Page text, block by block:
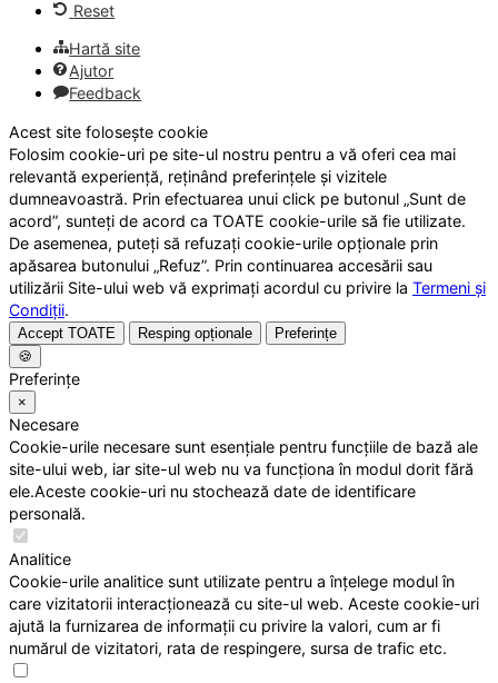
Reset
Hartă site
Ajutor
Feedback
Acest site folosește cookie
Folosim cookie-uri pe site-ul nostru pentru a vă oferi cea mai
relevantă experiență, reținând preferințele și vizitele
dumneavoastră. Prin efectuarea unui click pe butonul „Sunt de
acord”, sunteți de acord ca TOATE cookie-urile să fie utilizate.
De asemenea, puteți să refuzați cookie-urile opționale prin
apăsarea butonului „Refuz”. Prin continuarea accesării sau
utilizării Site-ului web vă exprimați acordul cu privire la Termeni și
Condiții.
Accept TOATE Resping opționale
Preferințe
🍪
Preferințe
×
Necesare
Cookie-urile necesare sunt esențiale pentru funcțiile de bază ale
site-ului web, iar site-ul web nu va funcționa în modul dorit fără
ele.Aceste cookie-uri nu stochează date de identificare
personală.
Analitice
Cookie-urile analitice sunt utilizate pentru a înțelege modul în
care vizitatorii interacționează cu site-ul web. Aceste cookie-uri
ajută la furnizarea de informații cu privire la valori, cum ar fi
numărul de vizitatori, rata de respingere, sursa de trafic etc.